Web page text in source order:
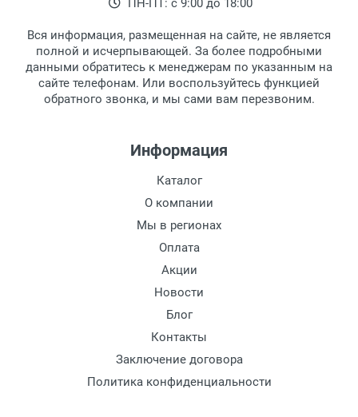
Материал линзы:
Материал оправы:
Материал дужки:
Цвет оправы:
Цвет дужки:
выдачи товара.
Перечисление средств на расчетный счет.
клиентом и оповещает о поступлении
Для получения товара при себе
обязательно иметь паспорт.
Заказ необходимо забрать в течение 3
рабочих дней с момента поступления на
дополнительных расходов за хранение
Доставляем товар по Москве компанией
Сдэк до ближайшего к вам пункта
Доставка транспортными компаниями по
Данный способ доставки осуществляется
преимущественно по России.
Мы сотрудничаем с различными
ПН-ПТ: с 9:00 до 18:00
Вся информация, размещенная на сайте, не является
полной и исчерпывающей. За более подробными
данными обратитесь к менеджерам по указанным на
сайте телефонам. Или воспользуйтесь функцией
обратного звонка, и мы сами вам перезвоним.
Информация
Каталог
О компании
Мы в регионах
Оплата
Акции
Новости
Блог
Контакты
Заключение договора
Политика конфиденциальности